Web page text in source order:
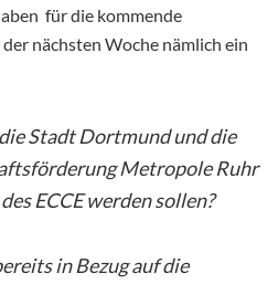
für die kommende
nächsten Woche nämlich ein
Stadt Dortmund und die
Metropole Ruhr
ECCE werden sollen?
in Bezug auf die